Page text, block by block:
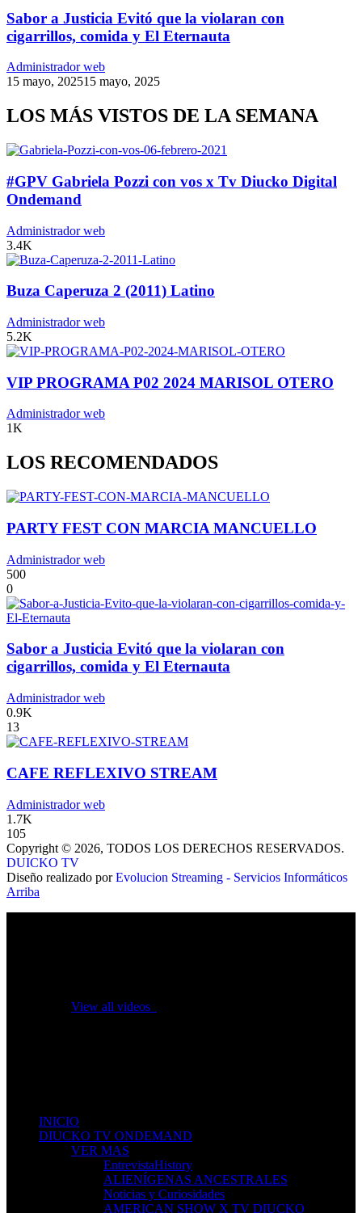
Sabor a Justicia Evitó que la violaran con
cigarrillos, comida y El Eternauta
Administrador web
15 mayo, 202515 mayo, 2025
LOS MÁS VISTOS DE LA SEMANA
#GPV Gabriela Pozzi con vos x Tv Diucko Digital
Ondemand
Administrador web
3.4K
Buza Caperuza 2 (2011) Latino
Administrador web
5.2K
VIP PROGRAMA P02 2024 MARISOL OTERO
Administrador web
1K
LOS RECOMENDADOS
PARTY FEST CON MARCIA MANCUELLO
Administrador web
500
0
Sabor a Justicia Evitó que la violaran con
cigarrillos, comida y El Eternauta
Administrador web
0.9K
13
CAFE REFLEXIVO STREAM
Administrador web
1.7K
105
Copyright © 2026, TODOS LOS DERECHOS RESERVADOS.
DUICKO TV
Diseño realizado porEvolucion Streaming - Servicios Informáticos
Arriba
View all videos
INICIO
DIUCKO TV ONDEMAND
VER MAS
EntrevistaHistory
ALIENÍGENAS ANCESTRALES
Noticias y Curiosidades
AMERICAN SHOW X TV DIUCKO